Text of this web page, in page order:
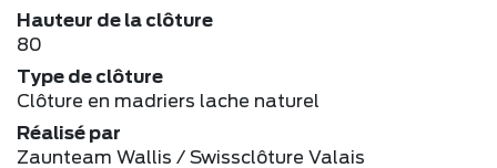
Hauteur de la clôture
80
Type de clôture
Clôture en madriers lache naturel
Réalisé par
Zaunteam Wallis / Swissclôture Valais